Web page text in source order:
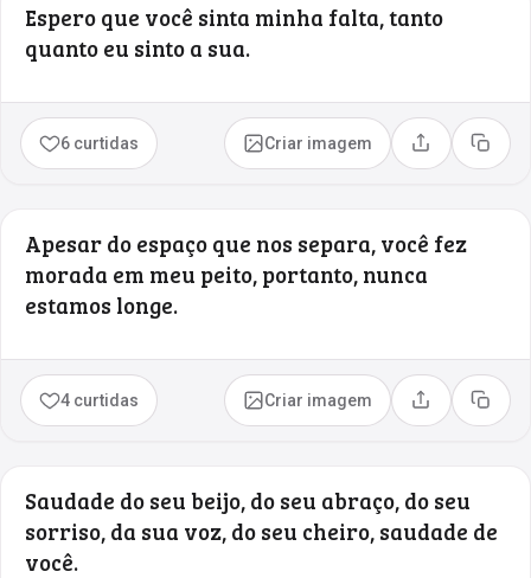
Espero que você sinta minha falta, tanto
quanto eu sinto a sua.
6 curtidas Criar imagem Compartilhar
Copiar
Apesar do espaço que nos separa, você fez
morada em meu peito, portanto, nunca
estamos longe.
4 curtidas Criar imagem Compartilhar
Copiar
Saudade do seu beijo, do seu abraço, do seu
sorriso, da sua voz, do seu cheiro, saudade de
você.